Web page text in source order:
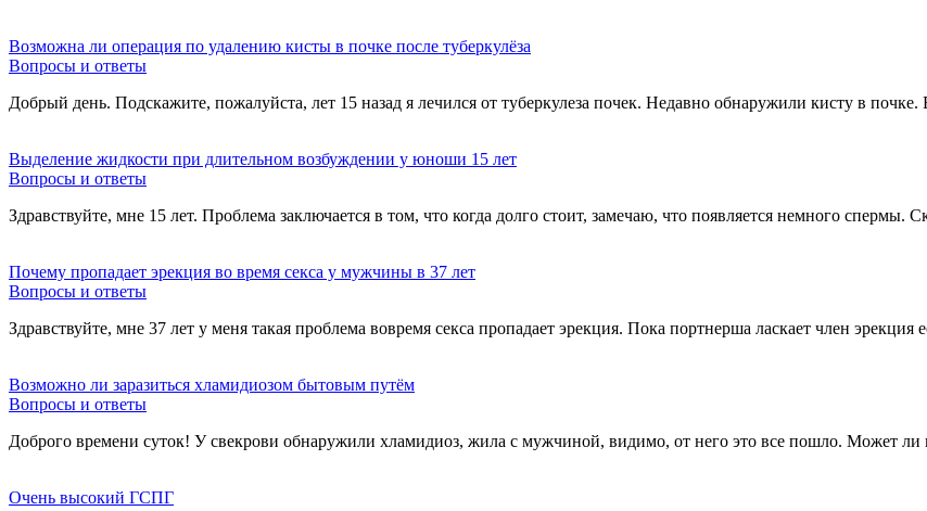
Возможна ли операция по удалению кисты в почке после туберкулёза
Вопросы и ответы
Добрый день. Подскажите, пожалуйста, лет 15 назад я лечился от туберкулеза почек. Недавно обнаружили кисту в
Выделение жидкости при длительном возбуждении у юноши 15 лет
Вопросы и ответы
Здравствуйте, мне 15 лет. Проблема заключается в том, что когда долго стоит, замечаю, что появляется немного спермы.
Почему пропадает эрекция во время секса у мужчины в 37 лет
Вопросы и ответы
Здравствуйте, мне 37 лет у меня такая проблема вовремя секса пропадает эрекция. Пока портнерша ласкает член эрекция
Возможно ли заразиться хламидиозом бытовым путём
Вопросы и ответы
Доброго времени суток! У свекрови обнаружили хламидиоз, жила с мужчиной, видимо, от него это все пошло. Может
Очень высокий ГСПГ